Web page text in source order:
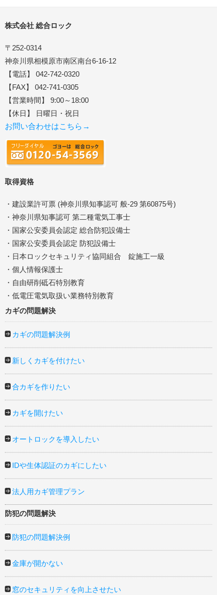
株式会社 総合ロック
〒252-0314
神奈川県相模原市南区南台6-16-12
【電話】 042-742-0320
【FAX】 042-741-0305
【営業時間】 9:00～18:00
【休日】 日曜日・祝日
お問い合わせはこちら→
取得資格
・建設業許可票 (神奈川県知事認可 般-29 第60875号)
・神奈川県知事認可 第二種電気工事士
・国家公安委員会認定 総合防犯設備士
・国家公安委員会認定 防犯設備士
・日本ロックセキュリティ協同組合 錠施工一級
・個人情報保護士
・自由研削砥石特別教育
・低電圧電気取扱い業務特別教育
カギの問題解決
カギの問題解決例
新しくカギを付けたい
合カギを作りたい
カギを開けたい
オートロックを導入したい
IDや生体認証のカギにしたい
法人用カギ管理プラン
防犯の問題解決
防犯の問題解決例
金庫が開かない
窓のセキュリティを向上させたい